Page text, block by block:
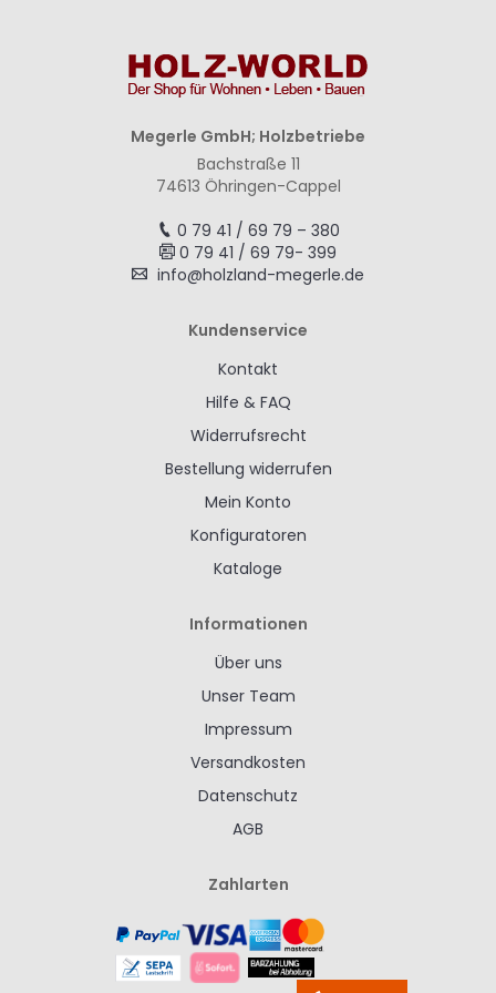
Megerle GmbH; Holzbetriebe
Bachstraße 11
74613 Öhringen-Cappel
0 79 41 / 69 79 – 380
0 79 41 / 69 79- 399
info@holzland-megerle.de
Kundenservice
Kontakt
Hilfe & FAQ
Widerrufsrecht
Bestellung widerrufen
Mein Konto
Konfiguratoren
Kataloge
Informationen
Über uns
Unser Team
Impressum
Versandkosten
Datenschutz
AGB
Zahlarten